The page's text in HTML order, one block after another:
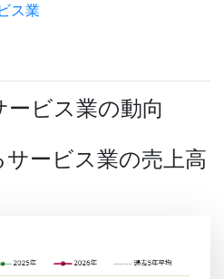
ス業
ビス業の動向
サービス業の売上高